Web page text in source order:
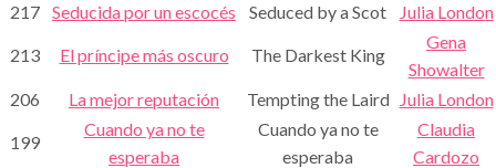
217
Seducida por un escocés Seduced by a Scot Julia London
213 El príncipe más oscuro The Darkest King
Gena
Showalter
206
La mejor reputación Tempting the Laird Julia London
199
Cuando ya no te
esperaba
Cuando ya no te
esperaba
Claudia
Cardozo